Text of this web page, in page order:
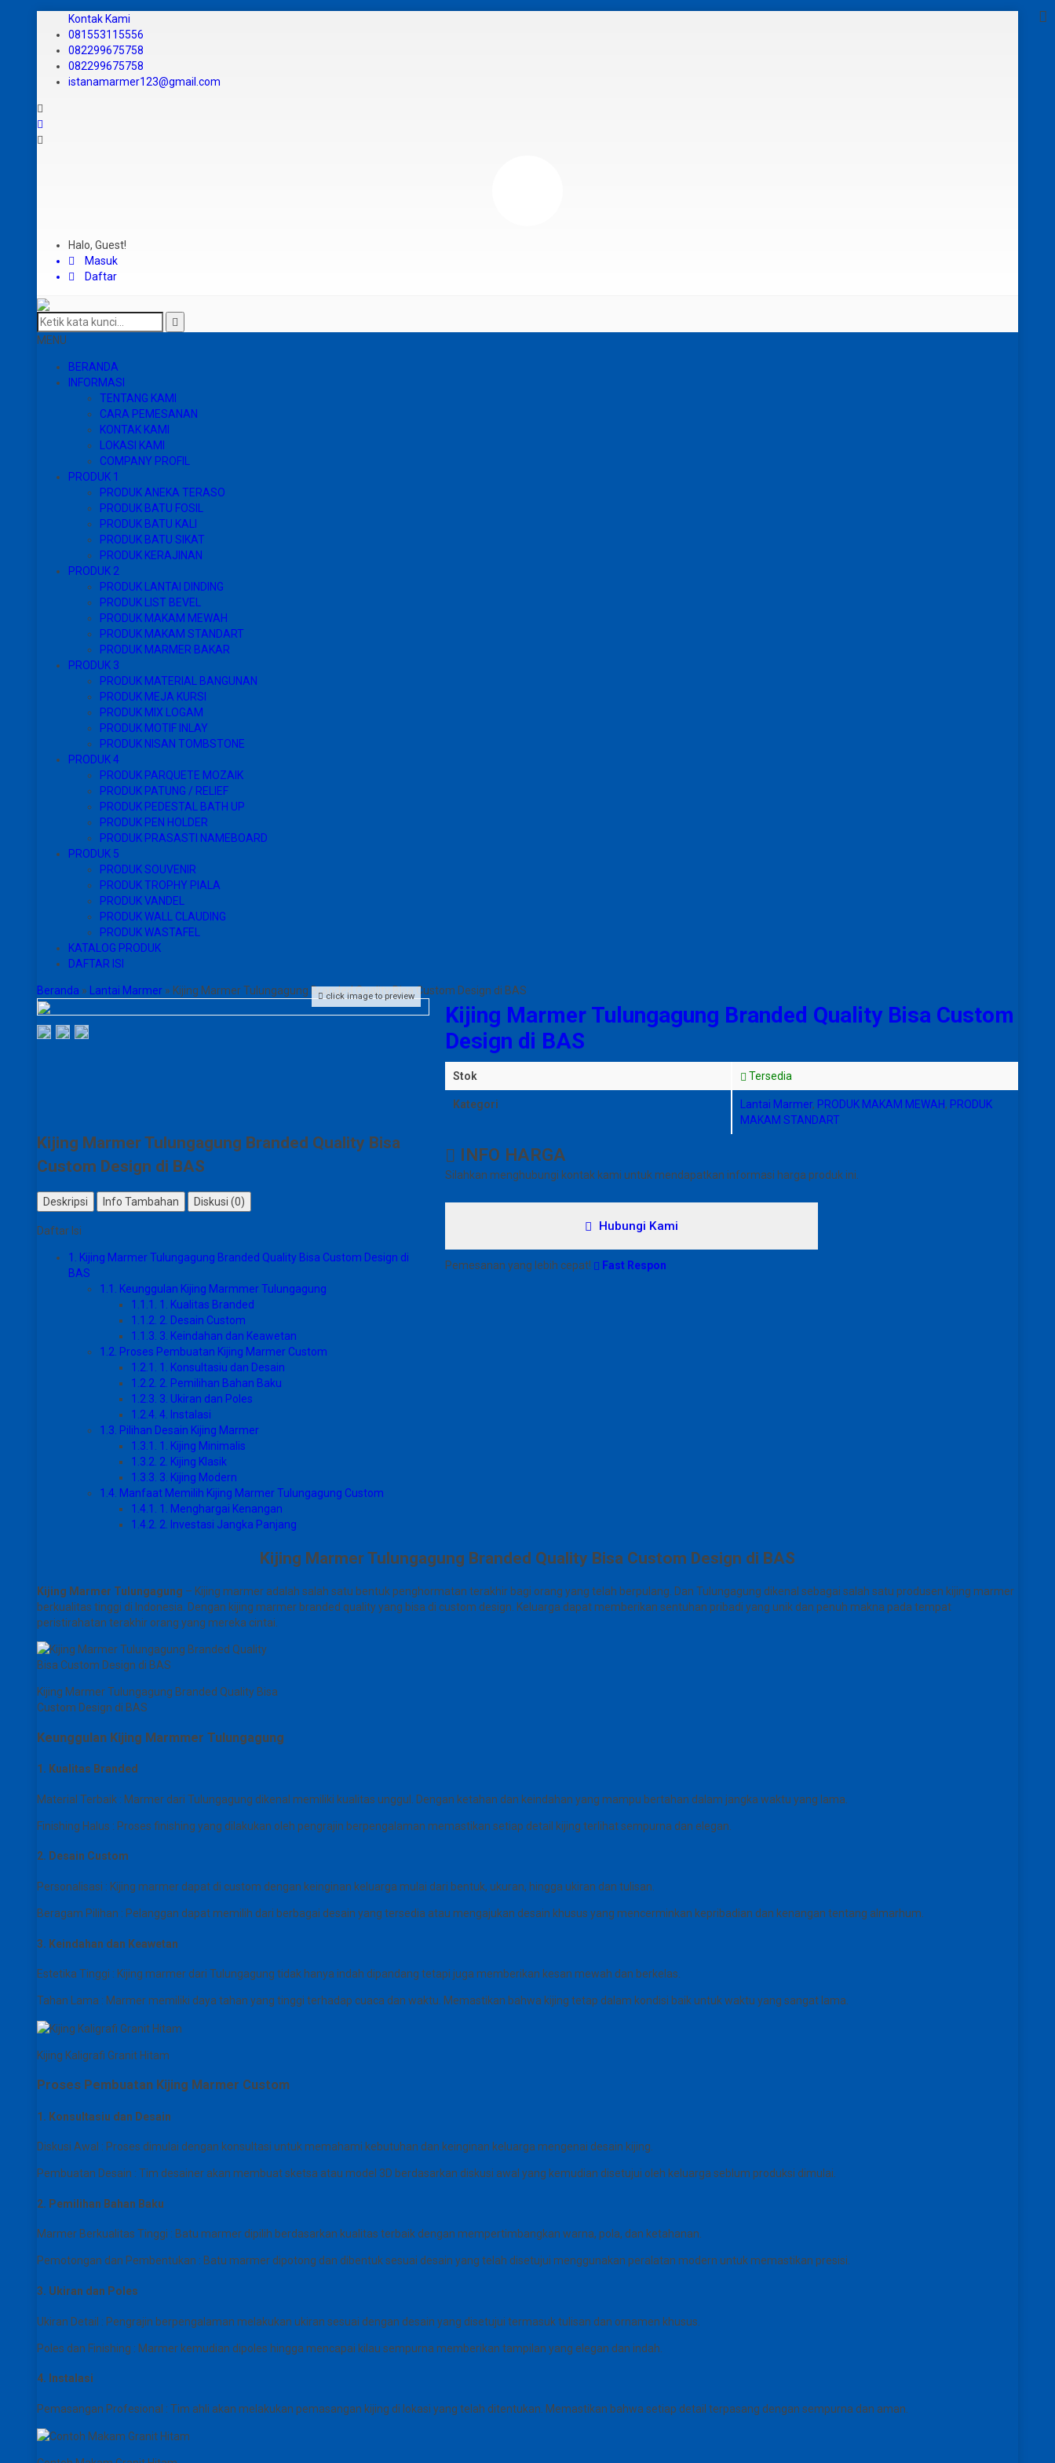
Kontak Kami
081553115556
082299675758
082299675758
istanamarmer123@gmail.com
Halo, Guest!
Masuk
Daftar
MENU
BERANDA
INFORMASI
TENTANG KAMI
CARA PEMESANAN
KONTAK KAMI
LOKASI KAMI
COMPANY PROFIL
PRODUK 1
PRODUK ANEKA TERASO
PRODUK BATU FOSIL
PRODUK BATU KALI
PRODUK BATU SIKAT
PRODUK KERAJINAN
PRODUK 2
PRODUK LANTAI DINDING
PRODUK LIST BEVEL
PRODUK MAKAM MEWAH
PRODUK MAKAM STANDART
PRODUK MARMER BAKAR
PRODUK 3
PRODUK MATERIAL BANGUNAN
PRODUK MEJA KURSI
PRODUK MIX LOGAM
PRODUK MOTIF INLAY
PRODUK NISAN TOMBSTONE
PRODUK 4
PRODUK PARQUETE MOZAIK
PRODUK PATUNG / RELIEF
PRODUK PEDESTAL BATH UP
PRODUK PEN HOLDER
PRODUK PRASASTI NAMEBOARD
PRODUK 5
PRODUK SOUVENIR
PRODUK TROPHY PIALA
PRODUK VANDEL
PRODUK WALL CLAUDING
PRODUK WASTAFEL
KATALOG PRODUK
DAFTAR ISI
Beranda » Lantai Marmer » Kijing Marmer Tulungagung Branded Quality Bisa Custom Design di BAS
click image to preview
Kijing Marmer Tulungagung Branded Quality Bisa Custom
Design di BAS
Stok Tersedia
Kategori Lantai Marmer, PRODUK MAKAM MEWAH, PRODUK
MAKAM STANDART
INFO HARGA
Silahkan menghubungi kontak kami untuk mendapatkan informasi harga produk ini.
Hubungi Kami
Pemesanan yang lebih cepat! Fast Respon
Kijing Marmer Tulungagung Branded Quality Bisa
Custom Design di BAS
Deskripsi Info Tambahan Diskusi (0)
Daftar Isi
1. Kijing Marmer Tulungagung Branded Quality Bisa Custom Design di
BAS
1.1. Keunggulan Kijing Marmmer Tulungagung
1.1.1. 1. Kualitas Branded
1.1.2. 2. Desain Custom
1.1.3. 3. Keindahan dan Keawetan
1.2. Proses Pembuatan Kijing Marmer Custom
1.2.1. 1. Konsultasiu dan Desain
1.2.2. 2. Pemilihan Bahan Baku
1.2.3. 3. Ukiran dan Poles
1.2.4. 4. Instalasi
1.3. Pilihan Desain Kijing Marmer
1.3.1. 1. Kijing Minimalis
1.3.2. 2. Kijing Klasik
1.3.3. 3. Kijing Modern
1.4. Manfaat Memilih Kijing Marmer Tulungagung Custom
1.4.1. 1. Menghargai Kenangan
1.4.2. 2. Investasi Jangka Panjang
Kijing Marmer Tulungagung Branded Quality Bisa Custom Design di BAS
Kijing Marmer Tulungagung – Kijing marmer adalah salah satu bentuk penghormatan terakhir bagi orang yang telah berpulang. Dan Tulungagung dikenal sebagai salah satu produsen kijing marmer
berkualitas tinggi di Indonesia. Dengan kijing marmer branded quality yang bisa di custom design. Keluarga dapat memberikan sentuhan pribadi yang unik dan penuh makna pada tempat
peristirahatan terakhir orang yang mereka cintai.
Kijing Marmer Tulungagung Branded Quality Bisa
Custom Design di BAS
Keunggulan Kijing Marmmer Tulungagung
1. Kualitas Branded
Material Terbaik : Marmer dari Tulungagung dikenal memiliki kualitas unggul. Dengan ketahan dan keindahan yang mampu bertahan dalam jangka waktu yang lama.
Finishing Halus : Proses finishing yang dilakukan oleh pengrajin berpengalaman memastikan setiap detail kijing terlihat sempurna dan elegan.
2. Desain Custom
Personalisasi : Kijing marmer dapat di custom dengan keinginan keluarga mulai dari bentuk, ukuran, hingga ukiran dan tulisan.
Beragam Pilihan : Pelanggan dapat memilih dari berbagai desain yang tersedia atau mengajukan desain khusus yang mencerminkan kepribadian dan kenangan tentang almarhum.
3. Keindahan dan Keawetan
Estetika Tinggi : Kijing marmer dari Tulungagung tidak hanya indah dipandang tetapi juga memberikan kesan mewah dan berkelas.
Tahan Lama : Marmer memiliki daya tahan yang tinggi terhadap cuaca dan waktu. Memastikan bahwa kijing tetap dalam kondisi baik untuk waktu yang sangat lama.
Kijing Kaligrafi Granit Hitam
Proses Pembuatan Kijing Marmer Custom
1. Konsultasiu dan Desain
Diskusi Awal : Proses dimulai dengan konsultasi untuk memahami kebutuhan dan keinginan keluarga mengenai desain kijing.
Pembuatan Desain : Tim desainer akan membuat sketsa atau model 3D berdasarkan diskusi awal yang kemudian disetujui oleh keluarga seblum produksi dimulai.
2. Pemilihan Bahan Baku
Marmer Berkualitas Tinggi : Batu marmer dipilih berdasarkan kualitas terbaik dengan mempertimbangkan warna, pola, dan ketahanan.
Pemotongan dan Pembentukan : Batu marmer dipotong dan dibentuk sesuai desain yang telah disetujui menggunakan peralatan modern untuk memastikan presisi.
3. Ukiran dan Poles
Ukiran Detail : Pengrajin berpengalaman melakukan ukiran sesuai dengan desain yang disetujui termasuk tulisan dan ornamen khusus.
Poles dan Finishing : Marmer kemudian dipoles hingga mencapai kilau sempurna memberikan tampilan yang elegan dan indah.
4. Instalasi
Pemasangan Profesional : Tim ahli akan melakukan pemasangan kijing di lokasi yang telah ditentukan. Memastikan bahwa setiap detail terpasang dengan sempurna dan aman.